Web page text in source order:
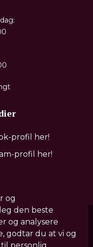
og
den beste
og analysere
godtar du at vi og
profil her!
profil her!
her!